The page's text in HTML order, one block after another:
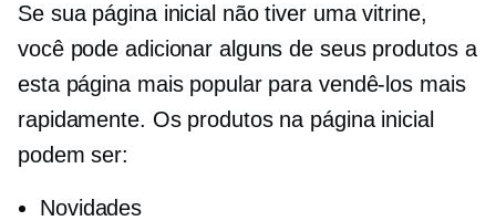
Se sua página inicial não tiver uma vitrine,
você pode adicionar alguns de seus produtos a
esta página mais popular para vendê-los mais
rapidamente. Os produtos na página inicial
podem ser:
Novidades